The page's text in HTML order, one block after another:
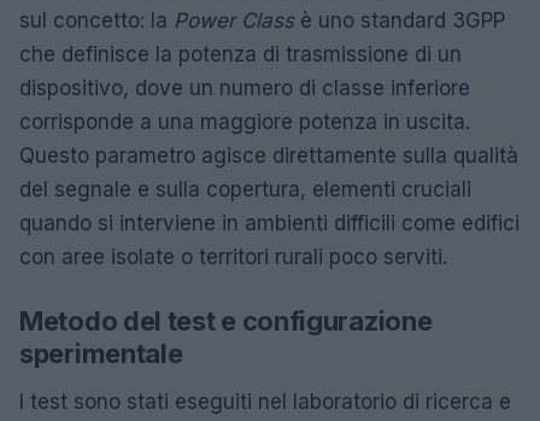
sul concetto: la Power Classè uno standard 3GPP
che definisce la potenza di trasmissione di un
dispositivo, dove un numero di classe inferiore
corrisponde a una maggiore potenza in uscita.
Questo parametro agisce direttamente sulla qualità
del segnale e sulla copertura, elementi cruciali
quando si interviene in ambienti difficili come edifici
con aree isolate o territori rurali poco serviti.
Metodo del test e configurazione
sperimentale
I test sono stati eseguiti nel laboratorio di ricerca e